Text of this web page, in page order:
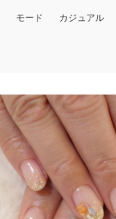
モード カジュアル